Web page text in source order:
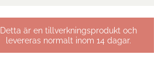
Detta är en tillverkningsprodukt och
levereras normalt inom 14 dagar.